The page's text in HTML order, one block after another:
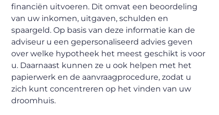
financiën uitvoeren. Dit omvat een beoordeling
van uw inkomen, uitgaven, schulden en
spaargeld. Op basis van deze informatie kan de
adviseur u een gepersonaliseerd advies geven
over welke hypotheek het meest geschikt is voor
u. Daarnaast kunnen ze u ook helpen met het
papierwerk en de aanvraagprocedure, zodat u
zich kunt concentreren op het vinden van uw
droomhuis.